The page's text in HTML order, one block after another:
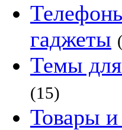
гаджеты
Темы
(15)
Товары